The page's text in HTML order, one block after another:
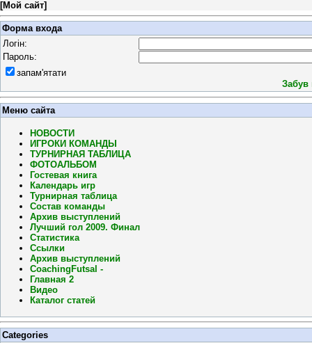
[Мой сайт]
Форма входа
Логін:
Пароль:
запам'ятати
Забув
Меню сайта
НОВОСТИ
ИГРОКИ КОМАНДЫ
ТУРНИРНАЯ ТАБЛИЦА
ФОТОАЛЬБОМ
Гостевая книга
Календарь игр
Турнирная таблица
Состав команды
Архив выступлений
Лучший гол 2009. Финал
Статистика
Ссылки
Архив выступлений
CoachingFutsal -
Главная 2
Видео
Каталог статей
Categories